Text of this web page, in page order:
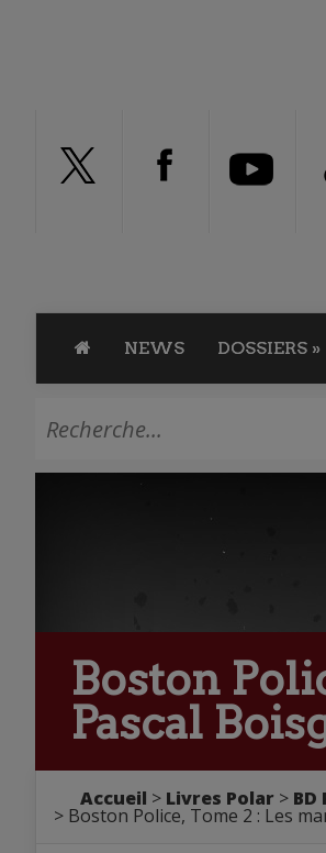
NEWS DOSSIERS »
Boston
Pascal
Accueil Livres Polar BD
Boston Police, Tome 2 : Les